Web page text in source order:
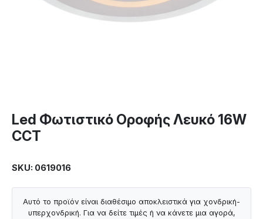
Led Φωτιστικό Οροφής Λευκό 16W
CCT
SKU: 0619016
Αυτό το προϊόν είναι διαθέσιμο αποκλειστικά για χονδρική-
υπερχονδρική. Για να δείτε τιμές ή να κάνετε μια αγορά,